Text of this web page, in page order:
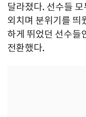
달라졌다. 선수들
외치며 분위기를 띄
하게 뛰었던 선수들
전환했다.